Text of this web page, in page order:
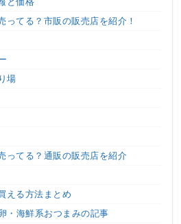
ってる？市販の販売店を紹介！
場
ってる？通販の販売店を紹介
える方法まとめ
・海鮮系おつまみの記事